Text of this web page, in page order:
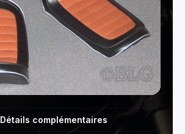
Détails complémentaires